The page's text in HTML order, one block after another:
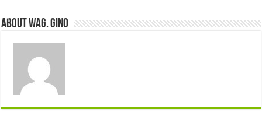
About wag. gino